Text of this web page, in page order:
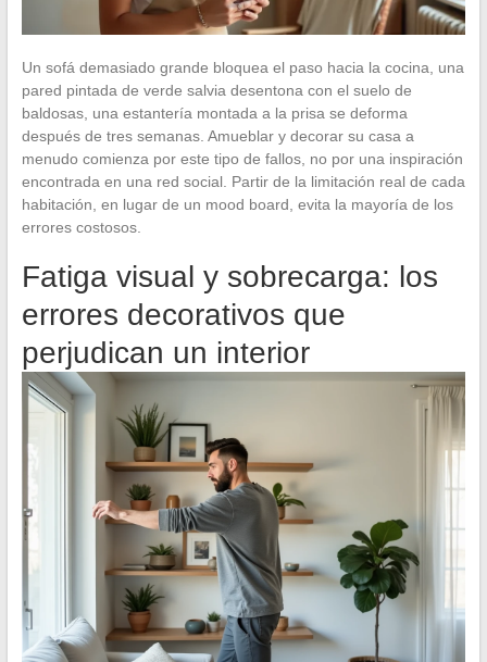
Un sofá demasiado grande bloquea el paso hacia la cocina, una
pared pintada de verde salvia desentona con el suelo de
baldosas, una estantería montada a la prisa se deforma
después de tres semanas. Amueblar y decorar su casa a
menudo comienza por este tipo de fallos, no por una inspiración
encontrada en una red social. Partir de la limitación real de cada
habitación, en lugar de un mood board, evita la mayoría de los
errores costosos.
Fatiga visual y sobrecarga: los
errores decorativos que
perjudican un interior